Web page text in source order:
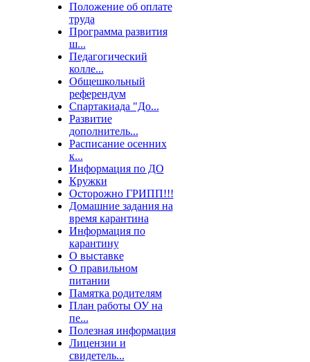
Положение об оплате
труда
Программа развития
ш...
Педагогический
колле...
Общешкольный
референдум
Спартакиада "До...
Развитие
дополнитель...
Расписание осенних
к...
Информация по ДО
Кружки
Осторожно ГРИПП!!!
Домашние задания на
время карантина
Информация по
карантину
О выставке
О правильном
питании
Памятка родителям
План работы ОУ на
пе...
Полезная информация
Лицензии и
свидетель...